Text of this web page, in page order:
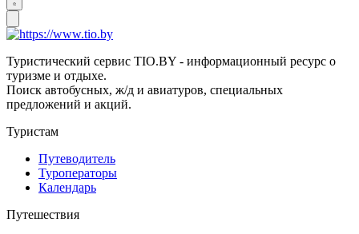
Туристический сервис TIO.BY - информационный ресурс о
туризме и отдыхе.
Поиск автобусных, ж/д и авиатуров, специальных
предложений и акций.
Туристам
Путеводитель
Туроператоры
Календарь
Путешествия